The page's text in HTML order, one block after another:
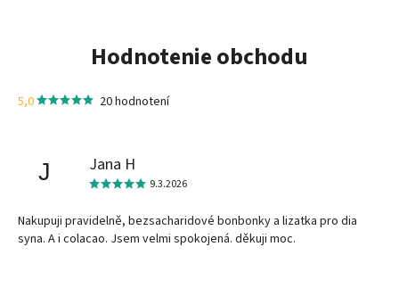
Hodnotenie obchodu
5,0 20 hodnotení
J Jana H
9.3.2026
Nakupuji pravidelně, bezsacharidové bonbonky a lizatka pro dia
syna. A i colacao. Jsem velmi spokojená. děkuji moc.